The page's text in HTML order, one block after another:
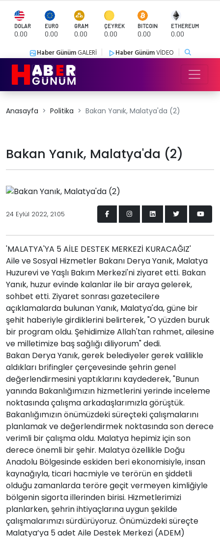
DOLAR
0.00
EURO
0.00
GRAM
0.00
ÇEYREK
0.00
BITCOIN
0.00
ETHEREUM
0.00
Haber GünümGALERİ | Haber GünümVİDEO |
Anasayfa Politika Bakan Yanık, Malatya'da (2)
Bakan Yanık, Malatya'da (2)
24 Eylül 2022, 21:05
'MALATYA'YA 5 AİLE DESTEK MERKEZİ KURACAĞIZ'
Aile ve Sosyal Hizmetler Bakanı Derya Yanık, Malatya
Huzurevi ve Yaşlı Bakım Merkezi'ni ziyaret etti. Bakan
Yanık, huzur evinde kalanlar ile bir araya gelerek,
sohbet etti. Ziyaret sonrası gazetecilere
açıklamalarda bulunan Yanık, Malatya'da, güne bir
şehit haberiyle girdiklerini belirterek, "O yüzden buruk
bir program oldu. Şehidimize Allah'tan rahmet, ailesine
ve milletimize baş sağlığı diliyorum" dedi.
Bakan Derya Yanık, gerek belediyeler gerek valilikle
aldıkları brifingler çerçevesinde şehrin genel
değerlendirmesini yaptıklarını kaydederek, "Bunun
yanında Bakanlığımızın hizmetlerini yerinde inceleme
noktasında çalışma arkadaşlarımızla görüştük.
Bakanlığımızın önümüzdeki süreçteki çalışmalarını
planlamak ve değerlendirmek noktasında son derece
verimli bir çalışma oldu. Malatya hepimiz için son
derece önemli bir şehir. Malatya özellikle Doğu
Anadolu Bölgesinde eskiden beri ekonomisiyle, insan
kaynağıyla, ticari hacmiyle ve terörün en şiddetli
olduğu zamanlarda teröre geçit vermeyen kimliğiyle
bölgenin sigorta illerinden birisi. Hizmetlerimizi
planlarken, şehrin ihtiyaçlarına uygun şekilde
çalışmalarımızı sürdürüyoruz. Önümüzdeki süreçte
Malatya’ya 5 adet Aile Destek Merkezi (ADEM)